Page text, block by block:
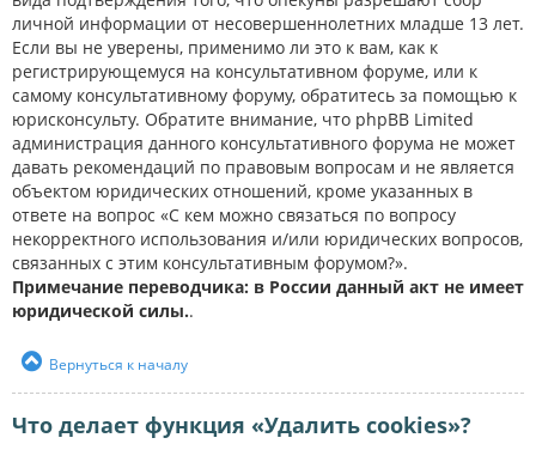
личной информации от несовершеннолетних младше 13 лет.
Если вы не уверены, применимо ли это к вам, как к
регистрирующемуся на консультативном форуме, или к
самому консультативному форуму, обратитесь за помощью к
юрисконсульту. Обратите внимание, что phpBB Limited
администрация данного консультативного форума не может
давать рекомендаций по правовым вопросам и не является
объектом юридических отношений, кроме указанных в
ответе на вопрос «С кем можно связаться по вопросу
некорректного использования и/или юридических вопросов,
связанных с этим консультативным форумом?».
Примечание переводчика: в России данный акт не имеет
юридической силы..
Вернуться к началу
Что делает функция «Удалить cookies»?